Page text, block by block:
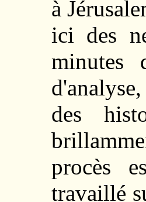
à
ici des
des
procès
travaillé